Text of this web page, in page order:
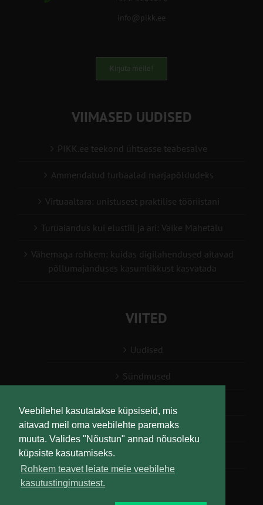
Veebilehel kasutatakse küpsiseid, mis
aitavad meil oma veebilehte paremaks
muuta. Valides "Nõustun" annad nõusoleku
küpsiste kasutamiseks.
Rohkem teavet leiate meie veebilehe
kasutustingimustest.
info@pikk.ee
Kirjuta meile!
VIIMASED UUDISED
PIKK.ee teekond ühtsesse teabesalve
Ammendatud turbaalad marjapõldudeks
Virtuaaltara: unistusest praktilise tööriistani
Turuaiandus kui elustiil ja äri: Väike Mahetalu
Vähemaga rohkem: kuidas digilahendused aitavad
põllumajanduses kasumlikkust kasvatada
VIITED
Uudised
Sündmused
Teabesalv
Liitu uudiskirjaga